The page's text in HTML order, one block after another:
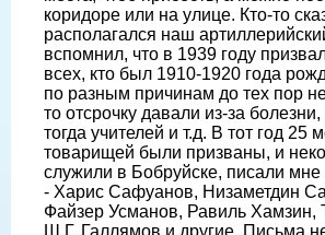
коридоре или на улице. Кто-то
располагался наш
вспомнил, что в 1939 году
всех, кто был 1910-1920 года
по разным причинам до тех пор
то отсрочку давали из-за
тогда учителей и т.д. В тот год 25
товарищей были призваны, и
служили в Бобруйске, писали мне
- Харис Сафуанов, Низаметдин
Файзер Усманов, Равиль Хамзин,
Ш.Г. Галлямов и другие. Письма